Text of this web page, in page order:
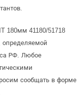
180мм 41180/51718
определяемой
РФ. Любое
сообщать в форме